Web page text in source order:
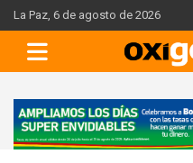
Skip
to
content
La Paz, 6 de agosto de 2026
A
d